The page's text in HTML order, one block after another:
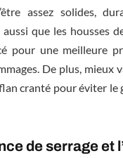
assez solides,
aussi que les housses
pour une meilleure
De plus, mieux
cranté pour éviter le
de serrage et